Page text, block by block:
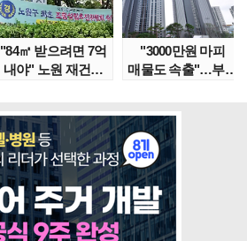
"84㎡ 받으려면 7억
내야" 노원 재건축
"3000만원 마피
매물도 속출"…부산